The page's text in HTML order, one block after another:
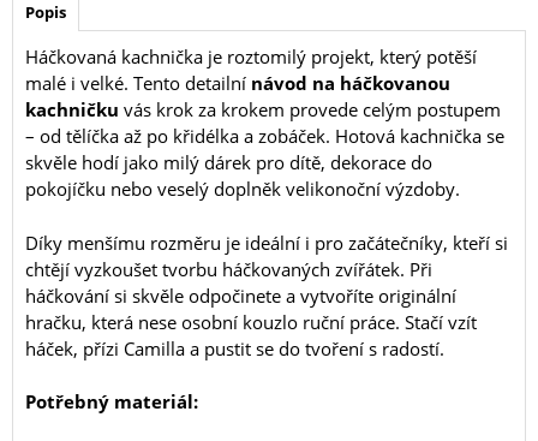
Popis
Háčkovaná kachnička je roztomilý projekt, který potěší
malé i velké. Tento detailní návod na háčkovanou
kachničku vás krok za krokem provede celým postupem
– od tělíčka až po křidélka a zobáček. Hotová kachnička se
skvěle hodí jako milý dárek pro dítě, dekorace do
pokojíčku nebo veselý doplněk velikonoční výzdoby.
Díky menšímu rozměru je ideální i pro začátečníky, kteří si
chtějí vyzkoušet tvorbu háčkovaných zvířátek. Při
háčkování si skvěle odpočinete a vytvoříte originální
hračku, která nese osobní kouzlo ruční práce. Stačí vzít
háček, přízi Camilla a pustit se do tvoření s radostí.
Potřebný materiál: